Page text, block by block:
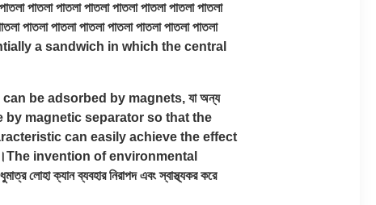
পাতলা পাতলা পাতলা পাতলা পাতলা পাতলা
পাতলা পাতলা পাতলা পাতলা পাতলা পাতলা পাতলা
essentially a sandwich in which the central
be adsorbed by magnets, যা অন্য
by magnetic separator so that the
can easily achieve the effect
invention of environmental
ক্যান ব্যবহার নিরাপদ এবং স্বাস্থ্যকর করে